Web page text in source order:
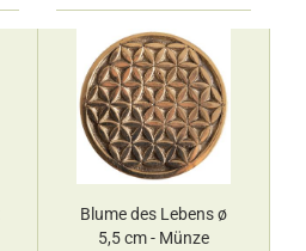
Blume des Lebens ø
5,5 cm - Münze